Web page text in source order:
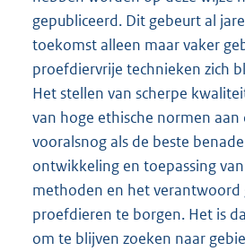
gepubliceerd. Dit gebeurt al
toekomst alleen maar vaker
proefdiervrije technieken zich
Het stellen van scherpe
van hoge ethische normen
vooralsnog als de beste
ontwikkeling en toepassing
methoden en het verantwoord
proefdieren te borgen. Het is
om te blijven zoeken naar